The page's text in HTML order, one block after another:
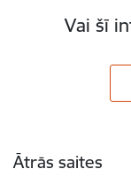
Vai šī
Ātrās saites